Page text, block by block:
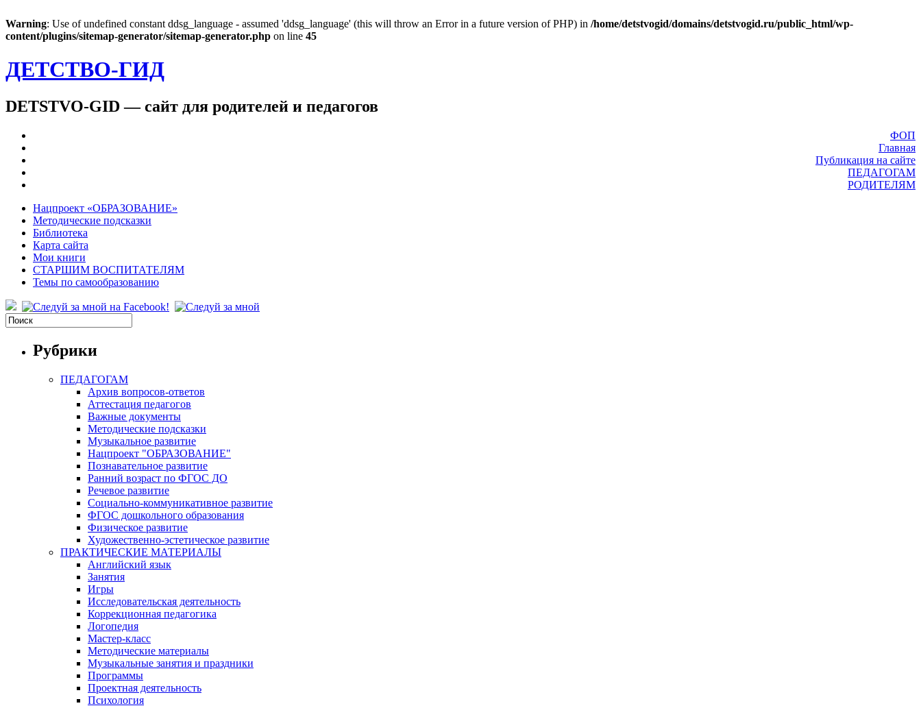
Warning: Use of undefined constant ddsg_language - assumed 'ddsg_language' (this will throw an Error in a future version of PHP) in /home/detstvogid/domains/detstvogid.ru/public_html/wp-
content/plugins/sitemap-generator/sitemap-generator.php on line 45
ДЕТСТВО-ГИД
DETSTVO-GID — сайт для родителей и педагогов
ФОП
Главная
Публикация на сайте
ПЕДАГОГАМ
РОДИТЕЛЯМ
Нацпроект «ОБРАЗОВАНИЕ»
Методические подсказки
Библиотека
Карта сайта
Мои книги
СТАРШИМ ВОСПИТАТЕЛЯМ
Темы по самообразованию
Рубрики
ПЕДАГОГАМ
Архив вопросов-ответов
Аттестация педагогов
Важные документы
Методические подсказки
Музыкальное развитие
Нацпроект "ОБРАЗОВАНИЕ"
Познавательное развитие
Ранний возраст по ФГОС ДО
Речевое развитие
Социально-коммуникативное развитие
ФГОС дошкольного образования
Физическое развитие
Художественно-эстетическое развитие
ПРАКТИЧЕСКИЕ МАТЕРИАЛЫ
Английский язык
Занятия
Игры
Исследовательская деятельность
Коррекционная педагогика
Логопедия
Мастер-класс
Методические материалы
Музыкальные занятия и праздники
Программы
Проектная деятельность
Психология